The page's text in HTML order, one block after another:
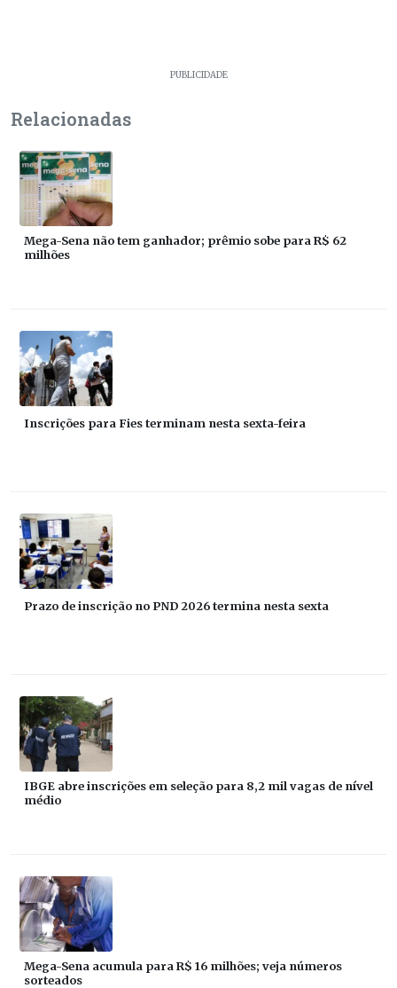
PUBLICIDADE
Relacionadas
Mega-Sena não tem ganhador; prêmio sobe para R$ 62
milhões
Inscrições para Fies terminam nesta sexta-feira
Prazo de inscrição no PND 2026 termina nesta sexta
IBGE abre inscrições em seleção para 8,2 mil vagas de nível
médio
Mega-Sena acumula para R$ 16 milhões; veja números
sorteados